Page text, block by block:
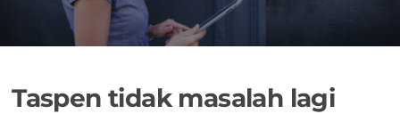
Taspen tidak masalah lagi